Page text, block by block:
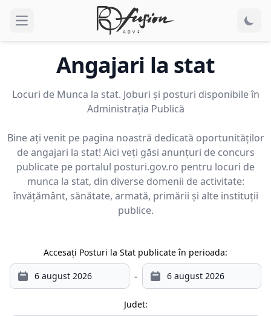
Open main menu
Angajari la stat
Locuri de Munca la stat. Joburi și posturi disponibile în
Administrația Publică
Bine ați venit pe pagina noastră dedicată oportunităților
de angajari la stat! Aici veți găsi anunțuri de concurs
publicate pe portalul posturi.gov.ro pentru locuri de
munca la stat, din diverse domenii de activitate:
învățământ, sănătate, armată, primării și alte instituții
publice.
Accesați Posturi la Stat publicate în perioada:
-
Judet: